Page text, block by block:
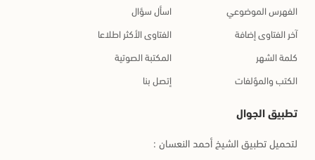
الفهرس الموضوعي
اسأل سؤال
آخر الفتاوى إضافة
الفتاوى الأكثر اطلاعا
كلمة الشهر
المكتبة الصوتية
الكتب والمؤلفات
إتصل بنا
تطبيق الجوال
لتحميل تطبيق الشيخ أحمد النعسان :